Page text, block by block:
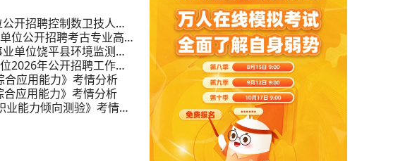
开招聘控制数卫技人员
位公开招聘考古专业高层
单位饶平县环境监测站
2026年公开招聘工作人
合应用能力》考情分析
应用能力》考情分析
能力倾向测验》考情分